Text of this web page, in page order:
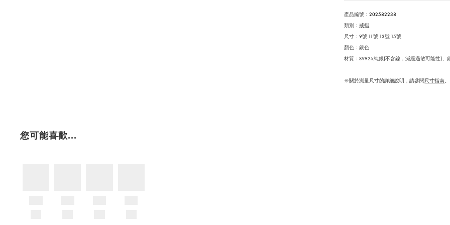
產品編號：202582238
類別：戒指
尺寸：9號 11號 13號 15號
顏色：銀色
材質：SV925純銀(不含鎳，減緩過敏可能性)、
※關於測量尺寸的詳細說明，請參閱尺寸指南。
您可能喜歡...